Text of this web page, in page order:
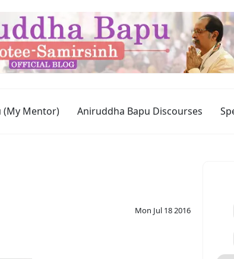
(My Mentor) Aniruddha Bapu Discourses
Mon Jul 18 2016